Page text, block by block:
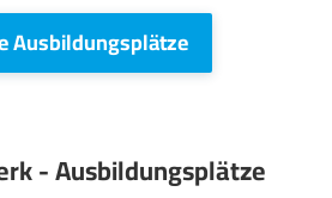
Ausbildungsplätze
- Ausbildungsplätze